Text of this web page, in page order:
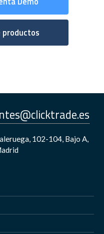
productos
102-104, Bajo A,